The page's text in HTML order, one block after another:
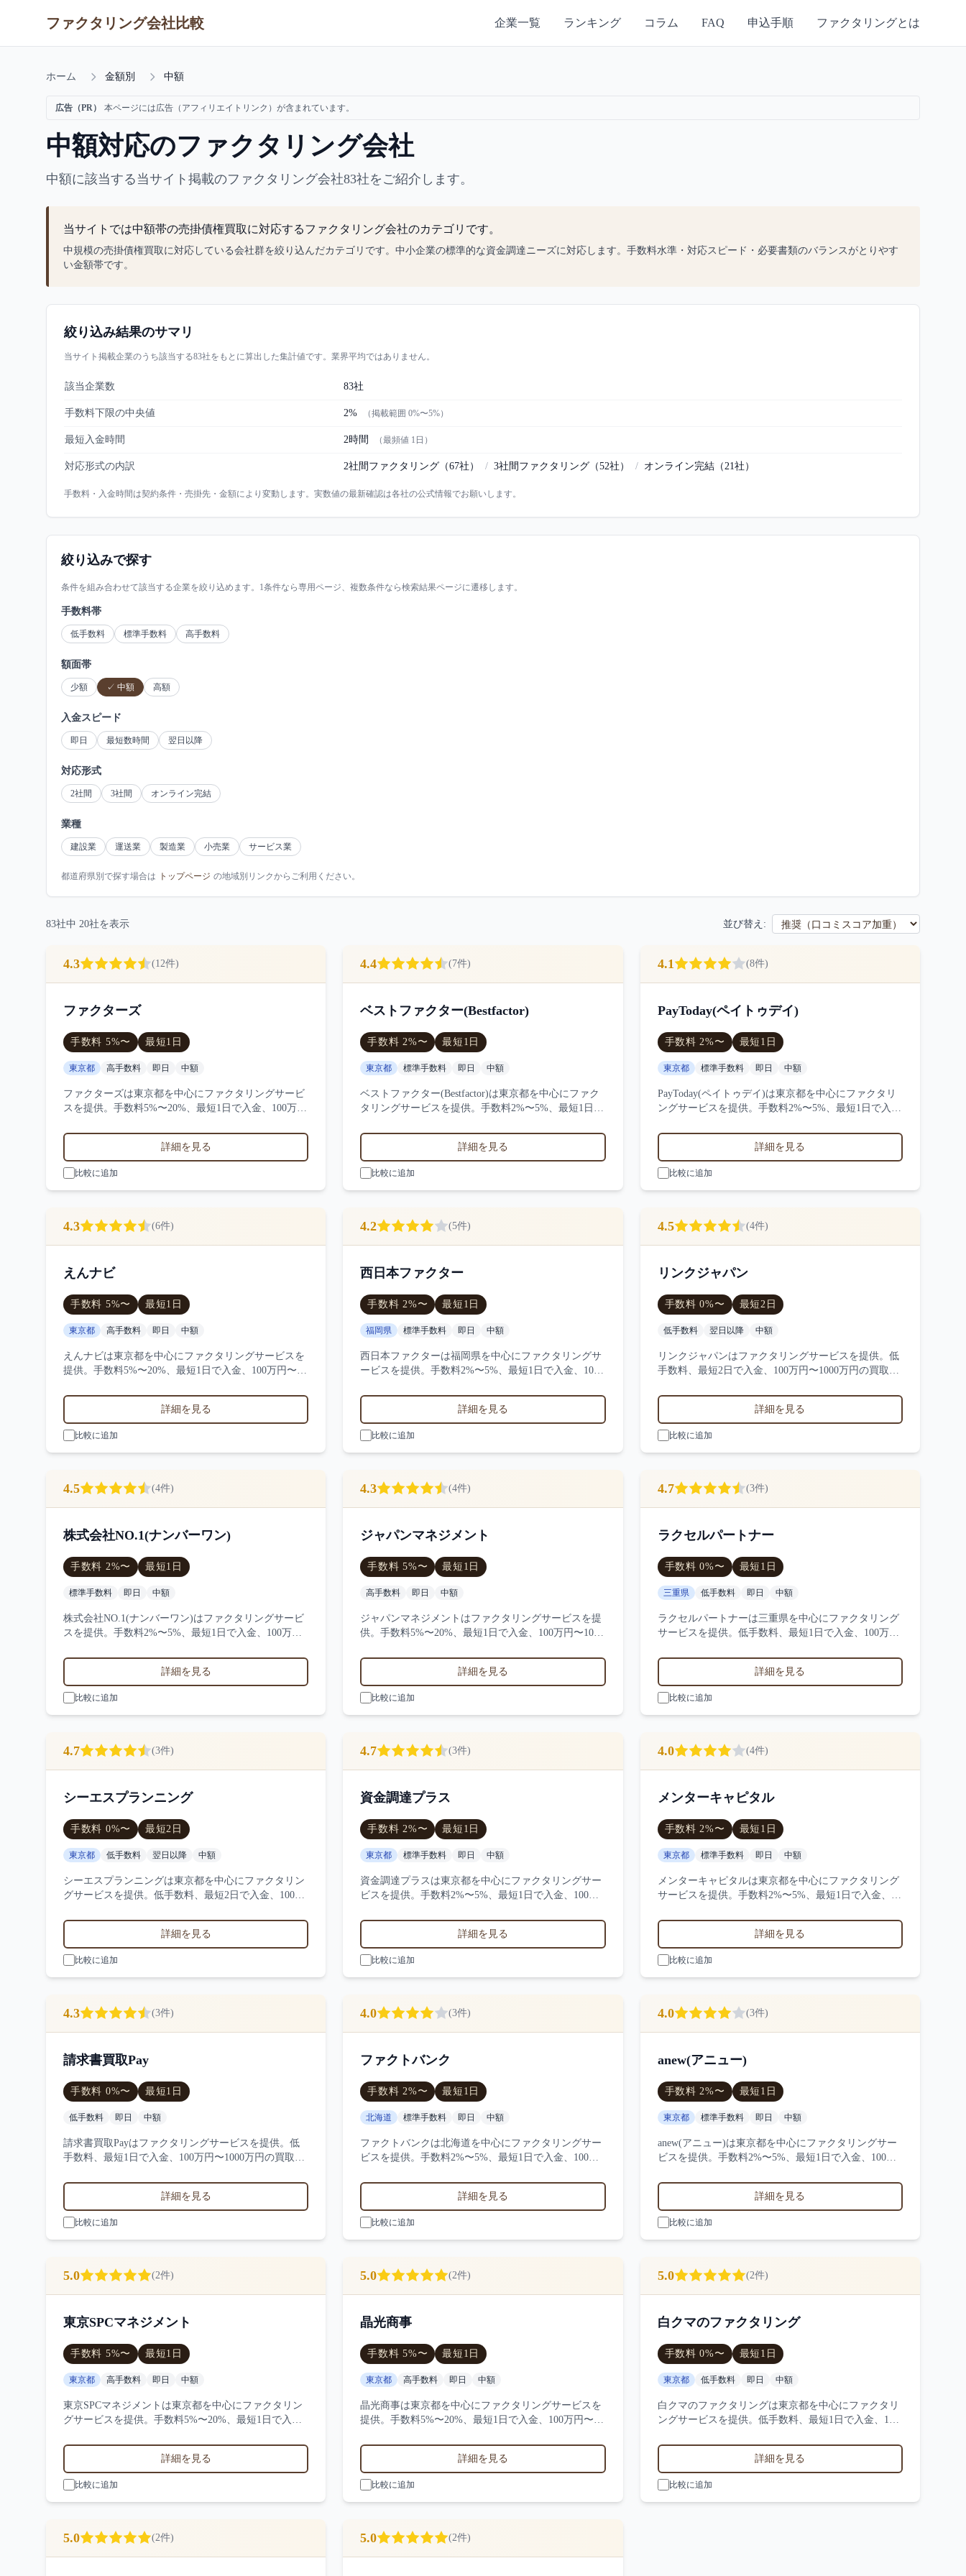
ファクタリング会社比較 企業一覧 ランキング コラム FAQ 申込手順 ファクタリングとは
ホーム 金額別 中額
広告（PR） 本ページには広告（アフィリエイトリンク）が含まれています。
中額対応のファクタリング会社
中額に該当する当サイト掲載のファクタリング会社83社をご紹介します。
当サイトでは中額帯の売掛債権買取に対応するファクタリング会社のカテゴリです。
中規模の売掛債権買取に対応している会社群を絞り込んだカテゴリです。中小企業の標準的な資金調達ニーズに対応します。手数料水準・対応スピード・必要書類のバランスがとりやす
い金額帯です。
絞り込み結果のサマリ
当サイト掲載企業のうち該当する83社をもとに算出した集計値です。業界平均ではありません。
該当企業数 83社
手数料下限の中央値 2% （掲載範囲 0%〜5%）
最短入金時間 2時間 （最頻値 1日 ）
対応形式の内訳 2社間ファクタリング （67社） / 3社間ファクタリング （52社） / オンライン完結 （21社）
手数料・入金時間は契約条件・売掛先・金額により変動します。実数値の最新確認は各社の公式情報でお願いします。
絞り込みで探す
条件を組み合わせて該当する企業を絞り込めます。1条件なら専用ページ、複数条件なら検索結果ページに遷移します。
手数料帯
低手数料 標準手数料 高手数料
額面帯
少額 ✓ 中額 高額
入金スピード
即日 最短数時間 翌日以降
対応形式
2社間 3社間 オンライン完結
業種
建設業 運送業 製造業 小売業 サービス業
都道府県別で探す場合は トップページ の地域別リンクからご利用ください。
83社中 20社を表示 並び替え:
4.3 (12件)
ファクターズ
手数料 5%〜 最短1日
東京都 高手数料 即日 中額
ファクターズは東京都を中心にファクタリングサービ
スを提供。手数料5%〜20%、最短1日で入金、100万
造業など対応実績。12件の口コミ・評判からファクタ
ーズの特徴を比較できます。
詳細を見る
比較に追加
4.4 (7件)
ベストファクター(Bestfactor)
手数料2%〜 最短 1日
東京都 標準手数料 即日 中額
ベストファクター(Bestfactor)は東京都を中心にファク
タリングサービスを提供。手数料2%〜5%、最短1日で
業・小売業・製造業など対応実績。7件の口コミ・評
判からベストファクター(Bestfactor)の特徴を比較でき
ます。
詳細を見る
比較に追加
4.1 (8件)
PayToday(ペイトゥデイ)
手数料2%〜 最短 1日
東京都 標準手数料 即日 中額
PayToday(ペイトゥデイ)は東京都を中心にファクタリ
ングサービスを提供。手数料2%〜5%、最短1日で入
小売業・製造業など対応実績。8件の口コミ・評判か
らPayToday(ペイトゥデイ)の特徴を比較できます。
詳細を見る
比較に追加
4.3 (6件)
えんナビ
手数料 5%〜 最短1日
東京都 高手数料 即日 中額
えんナビは東京都を中心にファクタリングサービスを
提供。手数料5%〜20%、最短1日で入金、100万円〜
など対応実績。6件の口コミ・評判からえんナビの特
詳細を見る
比較に追加
4.2 (5件)
西日本ファクター
手数料2%〜 最短 1日
福岡県 標準手数料 即日 中額
西日本ファクターは福岡県を中心にファクタリングサ
ービスを提供。手数料2%〜5%、最短1日で入金、100
製造業など対応実績。5件の口コミ・評判から西日本
ファクターの特徴を比較できます。
詳細を見る
比較に追加
4.5 (4件)
リンクジャパン
手数料0%〜 最短2日
低手数料 翌日以降 中額
リンクジャパンはファクタリングサービスを提供。低
手数料、最短2日で入金、100万円〜1000万円の買取に
件の口コミ・評判からリンクジャパンの特徴を比較で
詳細を見る
比較に追加
4.5 (4件)
株式会社NO.1(ナンバーワン)
手数料 2%〜 最短1日
標準手数料 即日 中額
株式会社NO.1(ナンバーワン)はファクタリングサービ
スを提供。手数料2%〜5%、最短1日で入金、100万
造業など対応実績。4件の口コミ・評判から株式会社
NO.1(ナンバーワン)の特徴を比較できます。
詳細を見る
比較に追加
4.3 (4件)
ジャパンマネジメント
手数料5%〜 最短 1日
高手数料 即日 中額
ジャパンマネジメントはファクタリングサービスを提
供。手数料5%〜20%、最短1日で入金、100万円〜1000
対応実績。4件の口コミ・評判からジャパンマネジメ
ントの特徴を比較できます。
詳細を見る
比較に追加
4.7 (3件)
ラクセルパートナー
手数料0%〜 最短 1日
三重県 低手数料 即日 中額
ラクセルパートナーは三重県を中心にファクタリング
サービスを提供。低手数料、最短1日で入金、100万
造業など対応実績。3件の口コミ・評判からラクセル
パートナーの特徴を比較できます。
詳細を見る
比較に追加
4.7 (3件)
シーエスプランニング
手数料 0%〜 最短2日
東京都 低手数料 翌日以降 中額
シーエスプランニングは東京都を中心にファクタリン
グサービスを提供。低手数料、最短2日で入金、100万
造業など対応実績。3件の口コミ・評判からシーエス
プランニングの特徴を比較できます。
詳細を見る
比較に追加
4.7 (3件)
資金調達プラス
手数料2%〜 最短 1日
東京都 標準手数料 即日 中額
資金調達プラスは東京都を中心にファクタリングサー
ビスを提供。手数料2%〜5%、最短1日で入金、100万
造業など対応実績。3件の口コミ・評判から資金調達
プラスの特徴を比較できます。
詳細を見る
比較に追加
4.0 (4件)
メンターキャピタル
手数料2%〜 最短 1日
東京都 標準手数料 即日 中額
メンターキャピタルは東京都を中心にファクタリング
サービスを提供。手数料2%〜5%、最短1日で入金、
業・製造業など対応実績。4件の口コミ・評判からメ
ンターキャピタルの特徴を比較できます。
詳細を見る
比較に追加
4.3 (3件)
請求書買取Pay
手数料 0%〜 最短1日
低手数料 即日 中額
請求書買取Payはファクタリングサービスを提供。低
手数料、最短1日で入金、100万円〜1000万円の買取に
件の口コミ・評判から請求書買取Payの特徴を比較で
詳細を見る
比較に追加
4.0 (3件)
ファクトバンク
手数料2%〜 最短 1日
北海道 標準手数料 即日 中額
ファクトバンクは北海道を中心にファクタリングサー
ビスを提供。手数料2%〜5%、最短1日で入金、100万
造業など対応実績。3件の口コミ・評判からファクト
バンクの特徴を比較できます。
詳細を見る
比較に追加
4.0 (3件)
anew(アニュー)
手数料2%〜 最短 1日
東京都 標準手数料 即日 中額
anew(アニュー)は東京都を中心にファクタリングサー
ビスを提供。手数料2%〜5%、最短1日で入金、100万
造業など対応実績。3件の口コミ・評判からanew(アニ
ュー)の特徴を比較できます。
詳細を見る
比較に追加
5.0 (2件)
東京SPCマネジメント
手数料 5%〜 最短1日
東京都 高手数料 即日 中額
東京SPCマネジメントは東京都を中心にファクタリン
グサービスを提供。手数料5%〜20%、最短1日で入
小売業・製造業など対応実績。2件の口コミ・評判か
ら東京SPCマネジメントの特徴を比較できます。
詳細を見る
比較に追加
5.0 (2件)
晶光商事
手数料5%〜 最短 1日
東京都 高手数料 即日 中額
晶光商事は東京都を中心にファクタリングサービスを
提供。手数料5%〜20%、最短1日で入金、100万円〜
など対応実績。2件の口コミ・評判から晶光商事の特
詳細を見る
比較に追加
5.0 (2件)
白クマのファクタリング
手数料0%〜 最短 1日
東京都 低手数料 即日 中額
白クマのファクタリングは東京都を中心にファクタリ
ングサービスを提供。低手数料、最短1日で入金、100
製造業など対応実績。2件の口コミ・評判から白クマ
のファクタリングの特徴を比較できます。
詳細を見る
比較に追加
5.0 (2件) 5.0 (2件)